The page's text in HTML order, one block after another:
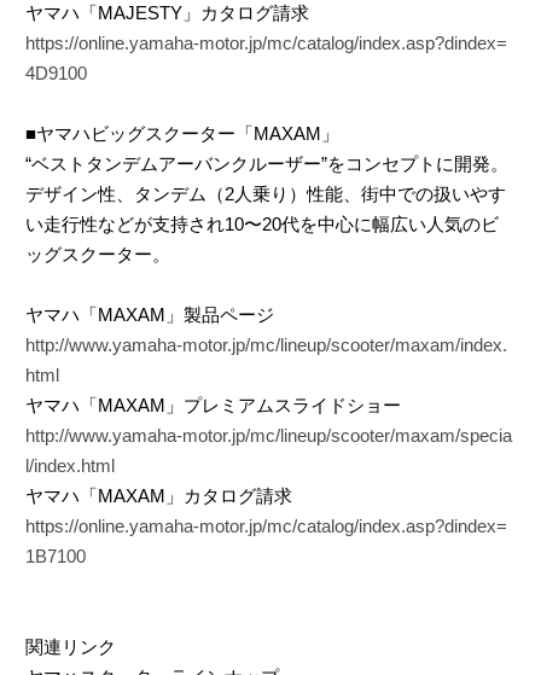
ヤマハ「MAJESTY」カタログ請求
https://online.yamaha-motor.jp/mc/catalog/index.asp?dindex=
4D9100
■ヤマハビッグスクーター「MAXAM」
“ベストタンデムアーバンクルーザー”をコンセプトに開発。
デザイン性、タンデム（2人乗り）性能、街中での扱いやす
い走行性などが支持され10〜20代を中心に幅広い人気のビ
ッグスクーター。
ヤマハ「MAXAM」製品ページ
http://www.yamaha-motor.jp/mc/lineup/scooter/maxam/index.
html
ヤマハ「MAXAM」プレミアムスライドショー
http://www.yamaha-motor.jp/mc/lineup/scooter/maxam/specia
l/index.html
ヤマハ「MAXAM」カタログ請求
https://online.yamaha-motor.jp/mc/catalog/index.asp?dindex=
1B7100
関連リンク